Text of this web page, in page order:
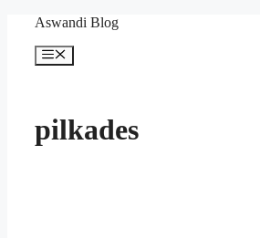
Langsung
Aswandi Blog
Menu
pilkades